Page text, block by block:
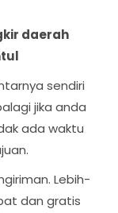
daerah
sendiri
jika anda
ada waktu
Lebih-
dan gratis